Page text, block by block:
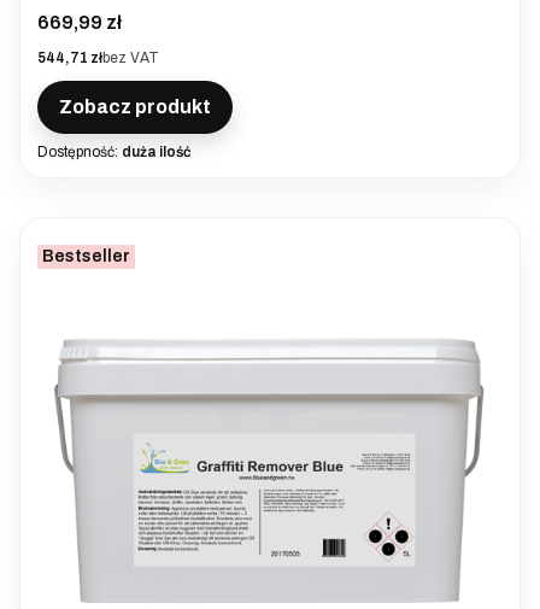
Cena
669,99 zł
Cena
544,71 złbez VAT
Zobacz produkt
Dostępność: duża ilość
Bestseller